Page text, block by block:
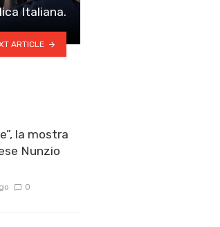
Italiana.
ARTICLE
la mostra
Nunzio
0